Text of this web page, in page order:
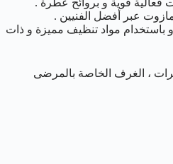
فعالية قوية و بروائح عطرة .
عبر أفضل الفنيين .
و باستخدام مواد تنظيف مميزة و ذات
، الغرف الخاصة بالمرضى